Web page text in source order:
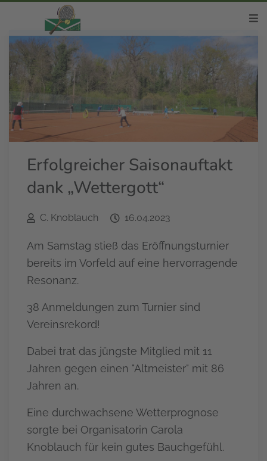
Erfolgreicher Saisonauftakt
dank „Wettergott“
C. Knoblauch 16.04.2023
Am Samstag stieß das Eröffnungsturnier
bereits im Vorfeld auf eine hervorragende
Resonanz.
38 Anmeldungen zum Turnier sind
Vereinsrekord!
Dabei trat das jüngste Mitglied mit 11
Jahren gegen einen "Altmeister" mit 86
Jahren an.
Eine durchwachsene Wetterprognose
sorgte bei Organisatorin Carola
Knoblauch für kein gutes Bauchgefühl.